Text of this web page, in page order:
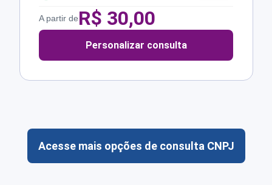
A partir deR$ 30,00
Personalizar consulta
Acesse mais opções de consulta CNPJ